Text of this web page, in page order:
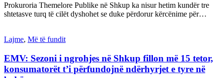
Prokuroria Themelore Publike në Shkup ka nisur hetim kundër tre
shtetasve turq të cilët dyshohet se duke përdorur kërcënime për…
Lajme, Më të fundit
EMV: Sezoni i ngrohjes në Shkup fillon më 15 tetor,
konsumatorët t’i përfundojnë ndërhyrjet e tyre në